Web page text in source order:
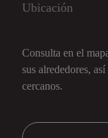
Ubicación
Consulta en el
sus alrededores,
cercanos.